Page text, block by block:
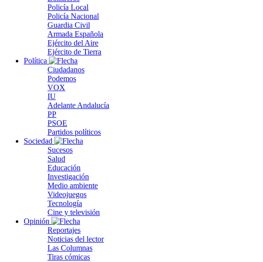
Policía Local
Policía Nacional
Guardia Civil
Armada Española
Ejército del Aire
Ejército de Tierra
Política
Ciudadanos
Podemos
VOX
IU
Adelante Andalucía
PP
PSOE
Partidos políticos
Sociedad
Sucesos
Salud
Educación
Investigación
Medio ambiente
Videojuegos
Tecnología
Cine y televisión
Opinión
Reportajes
Noticias del lector
Las Columnas
Tiras cómicas